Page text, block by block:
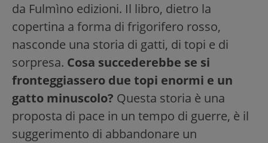
da Fulmìno edizioni. Il libro, dietro la
copertina a forma di frigorifero rosso,
nasconde una storia di gatti, di topi e di
sorpresa. Cosa succederebbe se si
fronteggiassero due topi enormi e un
gatto minuscolo? Questa storia è una
proposta di pace in un tempo di guerre, è il
suggerimento di abbandonare un